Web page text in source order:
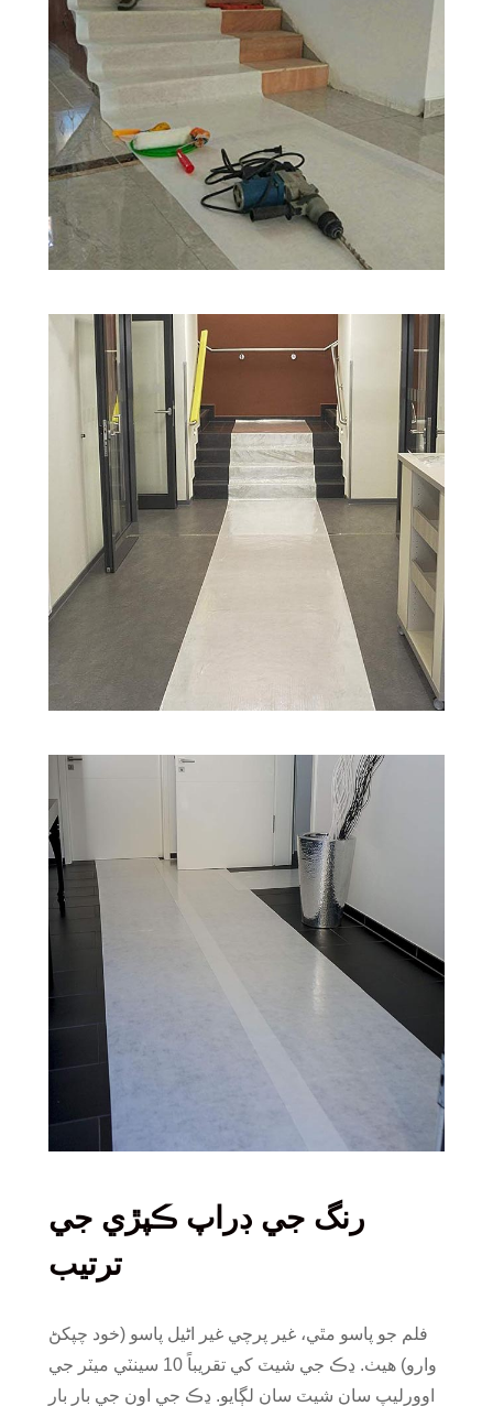
رنگ جي ڊراپ ڪپڙي جي
ترتيب
فلم جو پاسو مٿي، غير پرچي غير اڻيل پاسو (خود چپکڻ
وارو) هيٺ. ڍڪ جي شيٽ کي تقريباً 10 سينٽي ميٽر جي
اوورليپ سان شيٽ سان لڳايو. ڍڪ جي اون جي بار بار